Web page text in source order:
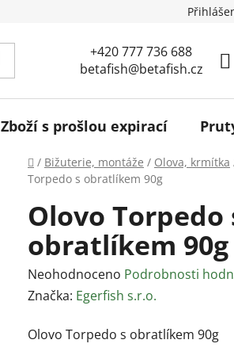
+420 777 736 688
betafish@betafish.cz
Zboží s prošlou expirací
Domů
/ Bižuterie, montáže / Olova, krmítka
Torpedo s obratlíkem 90g
Olovo Torpedo
obratlíkem 90g
Průměrné
hodnocení
je
Neohodnoceno Podrobnosti
Značka: Egerfish s.r.o.
Olovo Torpedo s obratlíkem 90g